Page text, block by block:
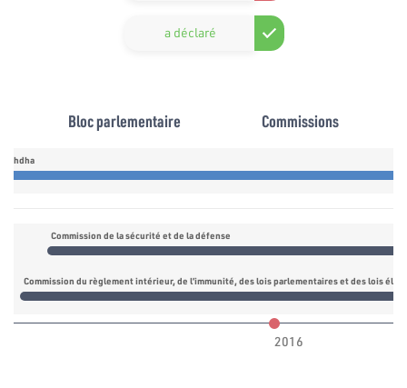
a déclaré
Bloc parlementaire Commissions
Commission de la sécurité et de la défense
Commission du règlement intérieur, de l’immunité, des lois parlementaires et des lois
2016